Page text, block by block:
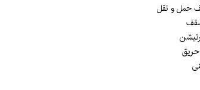
حمل و نقل